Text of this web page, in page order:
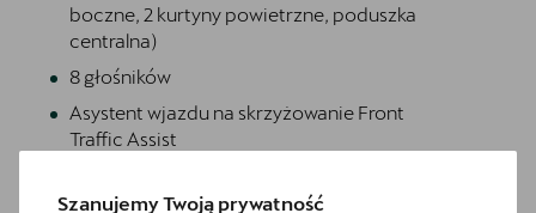
boczne, 2 kurtyny powietrzne, poduszka
centralna)
8 głośników
Asystent wjazdu na skrzyżowanie Front
Traffic Assist
asystent skrętu
Szanujemy Twoją prywatność